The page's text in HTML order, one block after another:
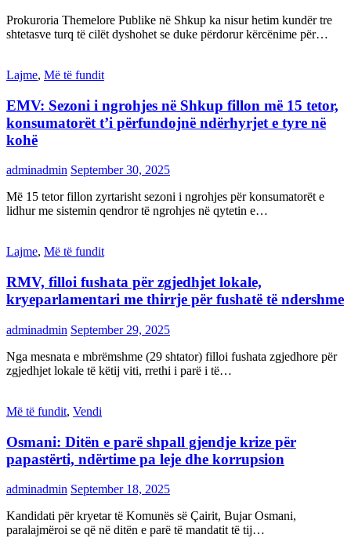
Prokuroria Themelore Publike në Shkup ka nisur hetim kundër tre
shtetasve turq të cilët dyshohet se duke përdorur kërcënime për…
Lajme, Më të fundit
EMV: Sezoni i ngrohjes në Shkup fillon më 15 tetor,
konsumatorët t’i përfundojnë ndërhyrjet e tyre në
kohë
adminadmin September 30, 2025
Më 15 tetor fillon zyrtarisht sezoni i ngrohjes për konsumatorët e
lidhur me sistemin qendror të ngrohjes në qytetin e…
Lajme, Më të fundit
RMV, filloi fushata për zgjedhjet lokale,
kryeparlamentari me thirrje për fushatë të ndershme
adminadmin September 29, 2025
Nga mesnata e mbrëmshme (29 shtator) filloi fushata zgjedhore për
zgjedhjet lokale të këtij viti, rrethi i parë i të…
Më të fundit, Vendi
Osmani: Ditën e parë shpall gjendje krize për
papastërti, ndërtime pa leje dhe korrupsion
adminadmin September 18, 2025
Kandidati për kryetar të Komunës së Çairit, Bujar Osmani,
paralajmëroi se që në ditën e parë të mandatit të tij…